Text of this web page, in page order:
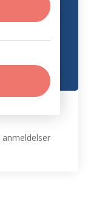
anmeldelser